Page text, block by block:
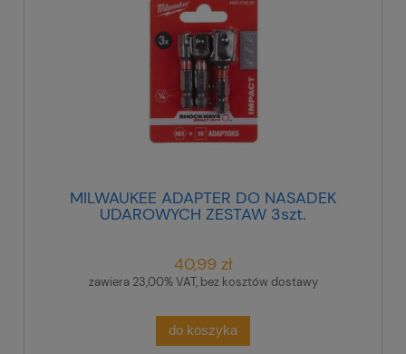
MILWAUKEE ADAPTER DO NASADEK
UDAROWYCH ZESTAW 3szt.
40,99 zł
zawiera 23,00% VAT, bez kosztów dostawy
do koszyka